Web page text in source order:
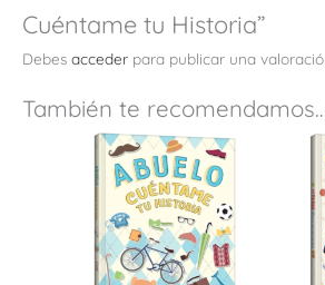
Cuéntame tu Historia”
Debes acceder para publicar una
También te